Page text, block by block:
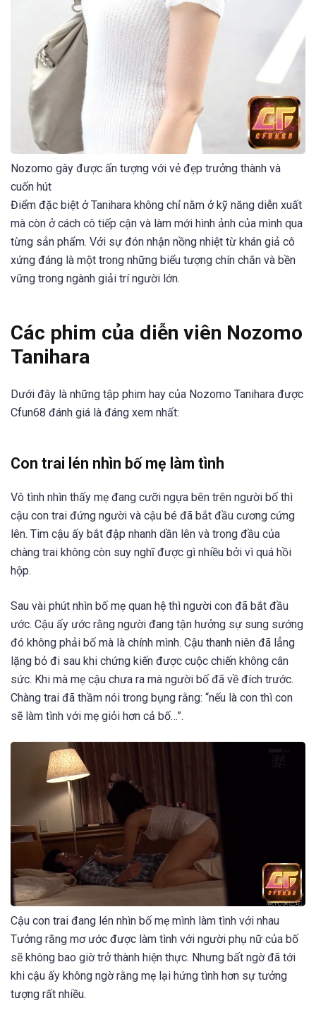
Nozomo gây được ấn tượng với vẻ đẹp trưởng thành và
cuốn hút
Điểm đặc biệt ở Tanihara không chỉ nằm ở kỹ năng diễn xuất
mà còn ở cách cô tiếp cận và làm mới hình ảnh của mình qua
từng sản phẩm. Với sự đón nhận nồng nhiệt từ khán giả cô
xứng đáng là một trong những biểu tượng chín chắn và bền
vững trong ngành giải trí người lớn.
Các phim của diễn viên Nozomo
Tanihara
Dưới đây là những tập phim hay của Nozomo Tanihara được
Cfun68 đánh giá là đáng xem nhất:
Con trai lén nhìn bố mẹ làm tình
Vô tình nhìn thấy mẹ đang cưỡi ngựa bên trên người bố thì
cậu con trai đứng người và cậu bé đã bắt đầu cương cứng
lên. Tim cậu ấy bắt đập nhanh dần lên và trong đầu của
chàng trai không còn suy nghĩ được gì nhiều bởi vì quá hồi
hộp.
Sau vài phút nhìn bố mẹ quan hệ thì người con đã bắt đầu
ước. Cậu ấy ước rằng người đang tận hưởng sự sung sướng
đó không phải bố mà là chính mình. Cậu thanh niên đã lẳng
lặng bỏ đi sau khi chứng kiến được cuộc chiến không cân
sức. Khi mà mẹ cậu chưa ra mà người bố đã về đích trước.
Chàng trai đã thầm nói trong bụng rằng: “nếu là con thì con
sẽ làm tình với mẹ giỏi hơn cả bố…”.
Cậu con trai đang lén nhìn bố mẹ mình làm tình với nhau
Tưởng rằng mơ ước được làm tình với người phụ nữ của bố
sẽ không bao giờ trở thành hiện thực. Nhưng bất ngờ đã tới
khi cậu ấy không ngờ rằng mẹ lại hứng tình hơn sự tưởng
tượng rất nhiều.